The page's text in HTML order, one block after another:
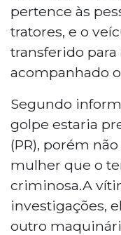
pertence às
tratores, e o
transferido
acompanhado
Segundo
golpe estaria
(PR), porém
mulher que o
criminosa.A
investigações,
outro